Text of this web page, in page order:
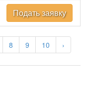
8 9 10 ›
Подать заявку